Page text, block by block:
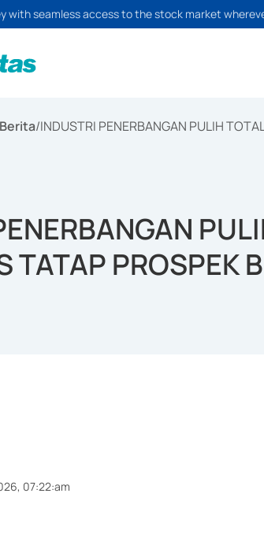
with seamless access to the stock market
Berita/INDUSTRI PENERBANGAN PULIH
TATAP PROSPEK
07:22:am